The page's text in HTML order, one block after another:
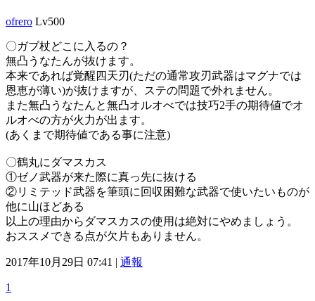
ofrero Lv500
〇ガブ杖どこに入るの？
無凸うなたんが抜けます。
本来であれば覚醒四天刃(ただの通常攻刃武器はマグナでは
恩恵が薄い)が抜けますが、ステの問題で外れません。
また無凸うなたんと無凸オルオべでは技巧2手の期待値でオ
ルオべの方が火力が出ます。
(あくまで期待値である事に注意)
〇鶴丸にダマスカス
①ゼノ武器が来た際に真っ先に抜ける
②リミテッド武器を筆頭に回収困難な武器で使いたいものが
他に山ほどある
以上の理由からダマスカスの使用は絶対にやめましょう。
おススメできる点が欠片もありません。
2017年10月29日 07:41 | 通報
1